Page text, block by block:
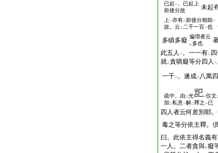
已起一 。已起上
前後分故
未起
上一亦有二前後分相助一
故。云二 二千一百一也
多瞋多癡 偏増者云
レ多也
此五人 一。一一有二
就二貪嗔癡等分四人 一
一千一。遂成二 八萬
疏中。由 二光 一住文
加 二私意一解二釋之 一已
四人者云何差別耶
毒之等分依主釋。
曰。此依主得名義有
一人。二者貪與レ癡